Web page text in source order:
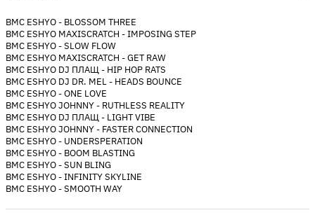
BMC ESHYO - BLOSSOM THREE
BMC ESHYO MAXISCRATCH - IMPOSING STEP
BMC ESHYO - SLOW FLOW
BMC ESHYO MAXISCRATCH - GET RAW
BMC ESHYO DJ ПЛАЩ - HIP HOP RATS
BMC ESHYO DJ DR. MEL - HEADS BOUNCE
BMC ESHYO - ONE LOVE
BMC ESHYO JOHNNY - RUTHLESS REALITY
BMC ESHYO DJ ПЛАЩ - LIGHT VIBE
BMC ESHYO JOHNNY - FASTER CONNECTION
BMC ESHYO - UNDERSPERATION
BMC ESHYO - BOOM BLASTING
BMC ESHYO - SUN BLING
BMC ESHYO - INFINITY SKYLINE
BMC ESHYO - SMOOTH WAY